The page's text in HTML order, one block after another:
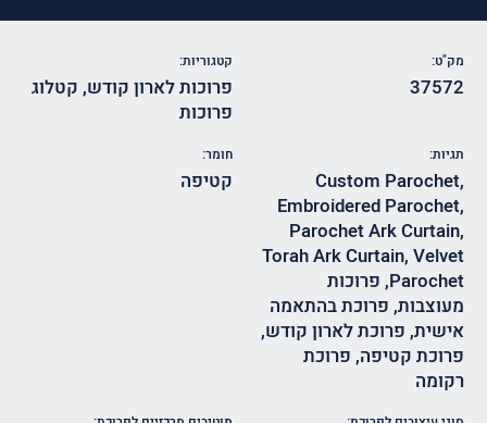
מק"ט:
37572
קטגוריות:
פרוכות לארון קודש, קטלוג
פרוכות
תגיות:
Custom Parochet,
Embroidered Parochet,
Parochet Ark Curtain,
Torah Ark Curtain,Velvet
Parochet
, פרוכות
מעוצבות, פרוכת בהתאמה
אישית, פרוכת לארון קודש,
פרוכת קטיפה, פרוכת
רקומה
חומר:
קטיפה